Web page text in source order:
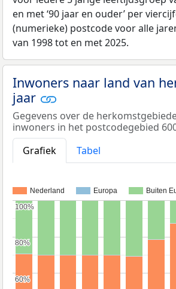
en met ‘90 jaar en ouder’ per
(numerieke) postcode voor alle
van 1998 tot en met 2025.
Inwoners naar land van
jaar
Gegevens over de
inwoners in het postcodegebied
Grafiek
Tabel
Nederland Europa Buiten
60%
60%
80%
80%
100%
100%